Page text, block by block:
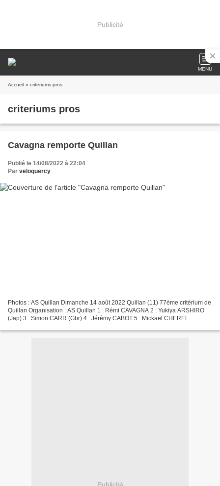
Publicité
MENU
Accueil » criteriums pros
criteriums pros
Cavagna remporte Quillan
Publié le 14/08/2022 à 22:04
Par veloquercy
Photos : AS Quillan Dimanche 14 août 2022 Quillan (11) 77ème critérium de
Quillan Organisation : AS Quillan 1 : Rémi CAVAGNA 2 : Yukiya ARSHIRO
(Jap) 3 : Simon CARR (Gbr) 4 : Jérémy CABOT 5 : Mickaël CHEREL